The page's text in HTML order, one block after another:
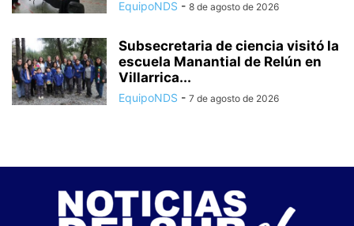
EquipoNDS - 8 de agosto de 2026
Subsecretaria de ciencia visitó la
escuela Manantial de Relún en
Villarrica...
EquipoNDS - 7 de agosto de 2026